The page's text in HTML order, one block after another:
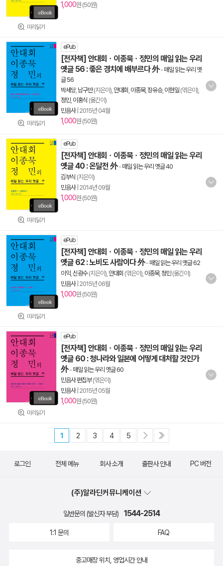
미리읽기
1,000원 (50원)
미리읽기
ePub
[전자책] 안대회ㆍ이종묵ㆍ정민의 매일 읽는 우리
옛글 56 : 좋은 경치에 배부르다 外- 매일 읽는 우리 옛
글 56
박세당, 남구만(지은이), 안대회 이종묵, 장유승, 이현일 (엮은이),
정민, 이홍식 (옮긴이)
민음사| 2015년 04월
1,000원 (50원)
미리읽기
ePub
[전자책] 안대회ㆍ이종묵ㆍ정민의 매일 읽는 우리
옛글 40 : 온달전 外- 매일 읽는 우리 옛글 40
김부식 (지은이)
민음사| 2014년 09월
1,000원 (50원)
미리읽기
ePub
[전자책] 안대회ㆍ이종묵ㆍ정민의 매일 읽는 우리
옛글 62 : 노비도 사람이다 外- 매일 읽는 우리 옛글 62
이익 신광수(지은이), 안대회 (엮은이), 이종묵, 정민(옮긴이)
민음사| 2015년 06월
1,000원 (50원)
미리읽기
ePub
[전자책] 안대회ㆍ이종묵ㆍ정민의 매일 읽는 우리
옛글 60 : 청나라와 일본에 어떻게 대처할 것인가
外- 매일 읽는 우리 옛글 60
민음사 편집부(엮은이)
민음사| 2015년 05월
1,000원 (50원)
1 2 3 4 5
로그인 전체 메뉴 회사 소개 출판사 안내 PC 버전
(주)알라딘커뮤니케이션
일반문의 (발신자 부담) 1544-2514
1:1 문의 FAQ
중고매장 위치, 영업시간 안내